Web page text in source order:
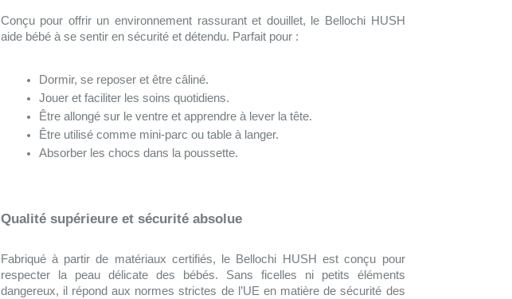
Conçu pour offrir un environnement rassurant et douillet, le Bellochi HUSH
aide bébé à se sentir en sécurité et détendu. Parfait pour :
Dormir, se reposer et être câliné.
Jouer et faciliter les soins quotidiens.
Être allongé sur le ventre et apprendre à lever la tête.
Être utilisé comme mini-parc ou table à langer.
Absorber les chocs dans la poussette.
Qualité supérieure et sécurité absolue
Fabriqué à partir de matériaux certifiés, le Bellochi HUSH est conçu pour
respecter la peau délicate des bébés. Sans ficelles ni petits éléments
dangereux, il répond aux normes strictes de l’UE en matière de sécurité des